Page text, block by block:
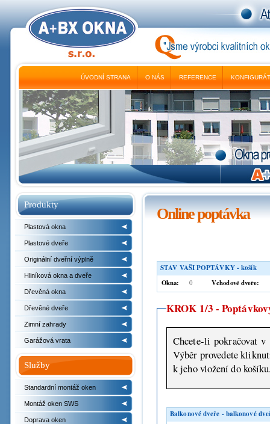
ÚVODNÍ STRANA O NÁS REFERENCE
Produkty
Plastová okna
Plastové dveře
Originální dveřní výplně
Hliníková okna a dveře
Dřevěná okna
Dřevěné dveře
Zimní zahrady
Garážová vrata
Služby
Standardní montáž oken
Montáž oken SWS
Doprava oken
Online poptávka
STAV VAŠI POPTÁVKY - košík
Okna:
0 Vchodové dveře:
KROK 1/3 -
Chcete-li pokračovat v
Výběr provedete kliknutím na některý z náhledů nabízeného zboží a následně
k jeho vložení do
Balkonové dveře - balkonové